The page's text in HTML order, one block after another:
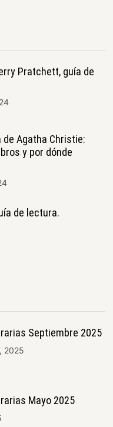
Pratchett, guía de
de Agatha Christie:
y por dónde
de lectura.
Septiembre 2025
2025
Mayo 2025